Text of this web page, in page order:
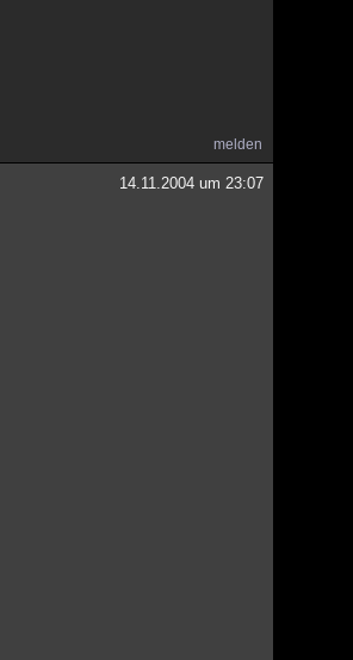
melden
14.11.2004 um 23:07